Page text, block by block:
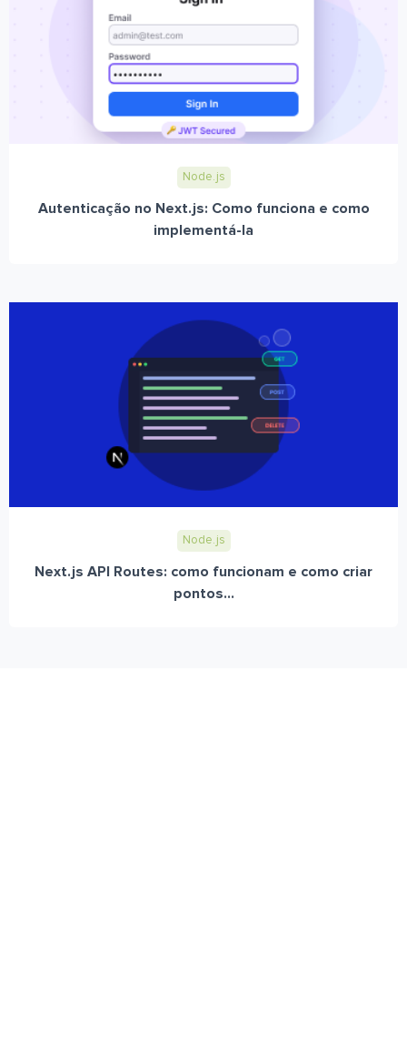
Node.js
Autenticação no Next.js: Como funciona e como
implementá-la
Node.js
Next.js API Routes: como funcionam e como criar
pontos...